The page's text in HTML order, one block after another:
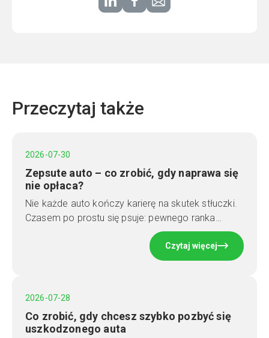
Przeczytaj także
2026-07-30
Zepsute auto – co zrobić, gdy naprawa się
nie opłaca?
Nie każde auto kończy karierę na skutek stłuczki.
Czasem po prostu się psuje: pewnego ranka…
Czytaj więcej
2026-07-28
Co zrobić, gdy chcesz szybko pozbyć się
uszkodzonego auta